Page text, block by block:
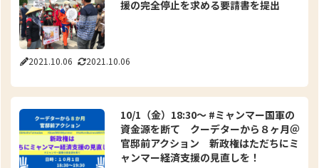
2021.10.06 2021.10.06
援の完全停止を求める要請書を提出
10/1（金）18:30～ #ミャンマー国軍の
資金源を断て クーデターから８ヶ月＠
官邸前アクション 新政権はただちにミ
ャンマー経済支援の見直しを！